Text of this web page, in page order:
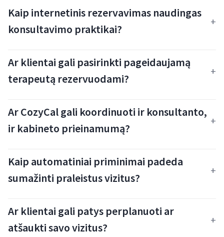
Kaip internetinis rezervavimas naudingas
konsultavimo praktikai?
Ar klientai gali pasirinkti pageidaujamą
terapeutą rezervuodami?
Ar CozyCal gali koordinuoti ir konsultanto,
ir kabineto prieinamumą?
Kaip automatiniai priminimai padeda
sumažinti praleistus vizitus?
Ar klientai gali patys perplanuoti ar
atšaukti savo vizitus?